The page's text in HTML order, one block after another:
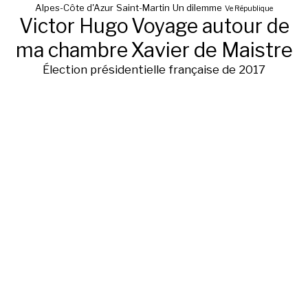
Alpes-Côte d'Azur Saint-Martin Un dilemme Ve République
Victor HugoVoyage autour de
ma chambre Xavier de Maistre
Élection présidentielle française de 2017